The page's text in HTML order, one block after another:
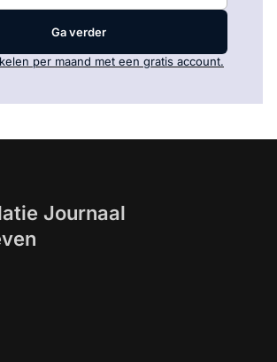
Ga verder
per maand met een gratis account.
Journaal